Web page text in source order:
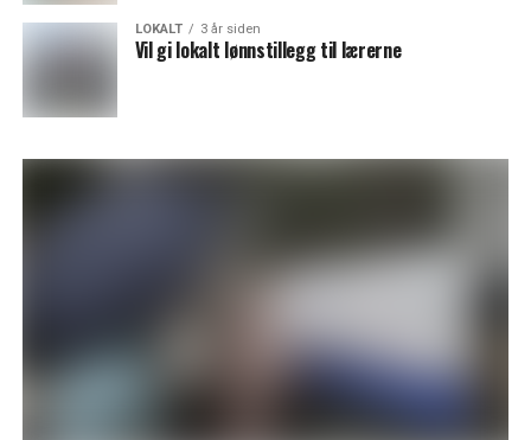
LOKALT 3 år siden
Vil gi lokalt lønnstillegg til lærerne